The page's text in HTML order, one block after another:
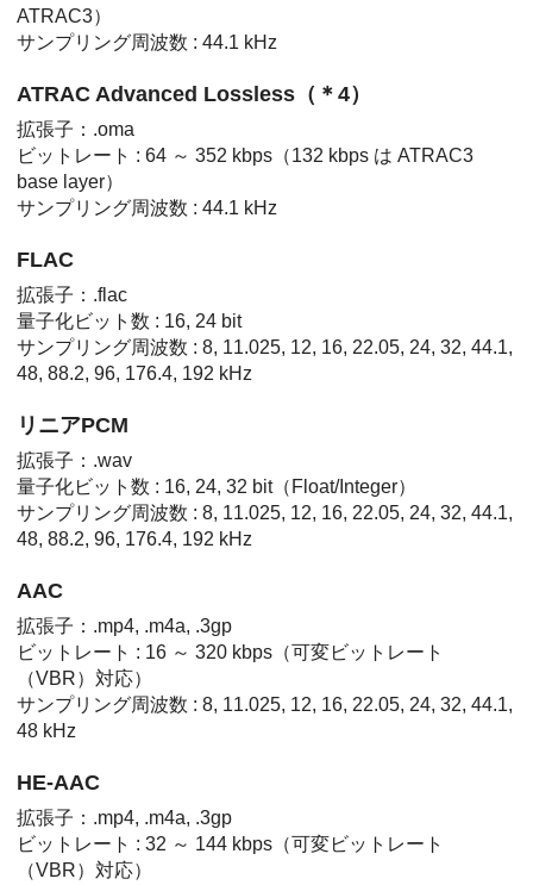
ATRAC3）
サンプリング周波数 : 44.1 kHz
ATRAC Advanced Lossless （＊4）
拡張子：.oma
ビットレート : 64 ～ 352 kbps（132 kbps は ATRAC3
base layer）
サンプリング周波数 : 44.1 kHz
FLAC
拡張子：.flac
量子化ビット数 : 16, 24 bit
サンプリング周波数 : 8, 11.025, 12, 16, 22.05, 24, 32, 44.1,
48, 88.2, 96, 176.4, 192 kHz
リニアPCM
拡張子：.wav
量子化ビット数 : 16, 24, 32 bit（Float/Integer）
サンプリング周波数 : 8, 11.025, 12, 16, 22.05, 24, 32, 44.1,
48, 88.2, 96, 176.4, 192 kHz
AAC
拡張子：.mp4, .m4a, .3gp
ビットレート : 16 ～ 320 kbps（可変ビットレート
（VBR）対応）
サンプリング周波数 : 8, 11.025, 12, 16, 22.05, 24, 32, 44.1,
48 kHz
HE-AAC
拡張子：.mp4, .m4a, .3gp
ビットレート : 32 ～ 144 kbps（可変ビットレート
（VBR）対応）